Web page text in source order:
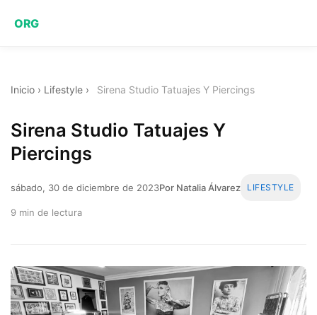
ORG
Inicio › Lifestyle › Sirena Studio Tatuajes Y Piercings
Sirena Studio Tatuajes Y
Piercings
sábado, 30 de diciembre de 2023Por Natalia Álvarez LIFESTYLE
9 min de lectura